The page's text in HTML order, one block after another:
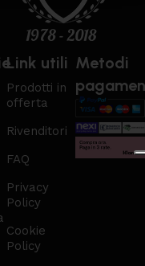
Link utili
Prodotti in
offerta
Rivenditori
FAQ
Privacy
Policy
Cookie
Policy
Metodi